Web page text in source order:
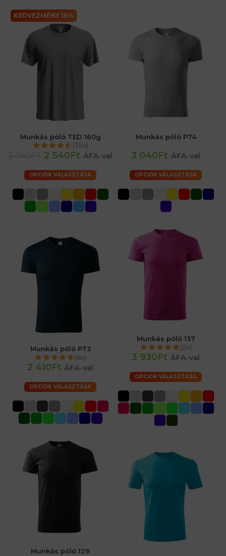
KEDVEZMÉNY 16%
Munkás póló TED 160g
(35x)
2 540Ft ÁFA-val
OPCIÓK VÁLASZTÁSA
Munkás póló P74
3 040Ft ÁFA-val
OPCIÓK VÁLASZTÁSA
Munkás póló P73
(6x)
2 410Ft ÁFA-val
OPCIÓK VÁLASZTÁSA
Munkás póló 137
(2x)
3 930Ft ÁFA-val
OPCIÓK VÁLASZTÁSA
Munkás póló 129